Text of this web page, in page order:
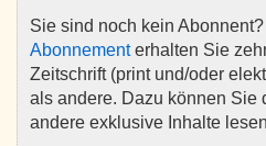
Sie sind noch kein
Abonnementerhalten Sie
Zeitschrift (print und/oder
als andere. Dazu können Sie
andere exklusive Inhalte